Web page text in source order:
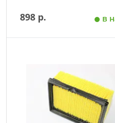
898 р. в